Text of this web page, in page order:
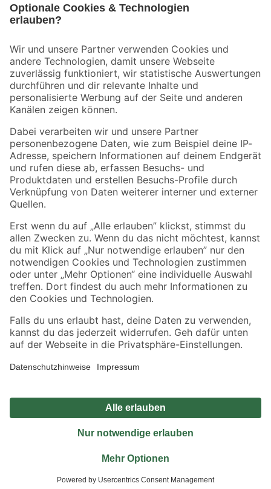
Der toom Newsletter: Keine Angebote und Aktionen mehr verpassen!
Zur Newsletter Anmeldung
Folge uns
Zahlungsarten Versandarten
Sicher einkaufen
Jetzt die toom-App herunterladen
Alle Preisangaben in EUR inkl. gesetzl. MwSt.. Die dargestellten Angebote sind unter
Umständen nicht in allen Märkten verfügbar. Die angegebenen Verfügbarkeiten beziehen
Produkte nur solange der Vorrat reicht.
*Paketversand ab 59 € versandkostenfrei, gilt nicht für Artikel mit Speditionsversand, hier
Privatsphäre Impressum
Nutzungsbedingungen
Widerrufsrecht
Vertrag widerrufen
© 2026 toom Baumarkt GmbH